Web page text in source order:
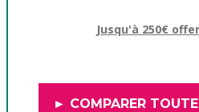
Jusqu'à 250€
► COMPARER